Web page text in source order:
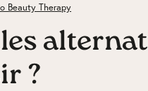
Beauty Therapy
?